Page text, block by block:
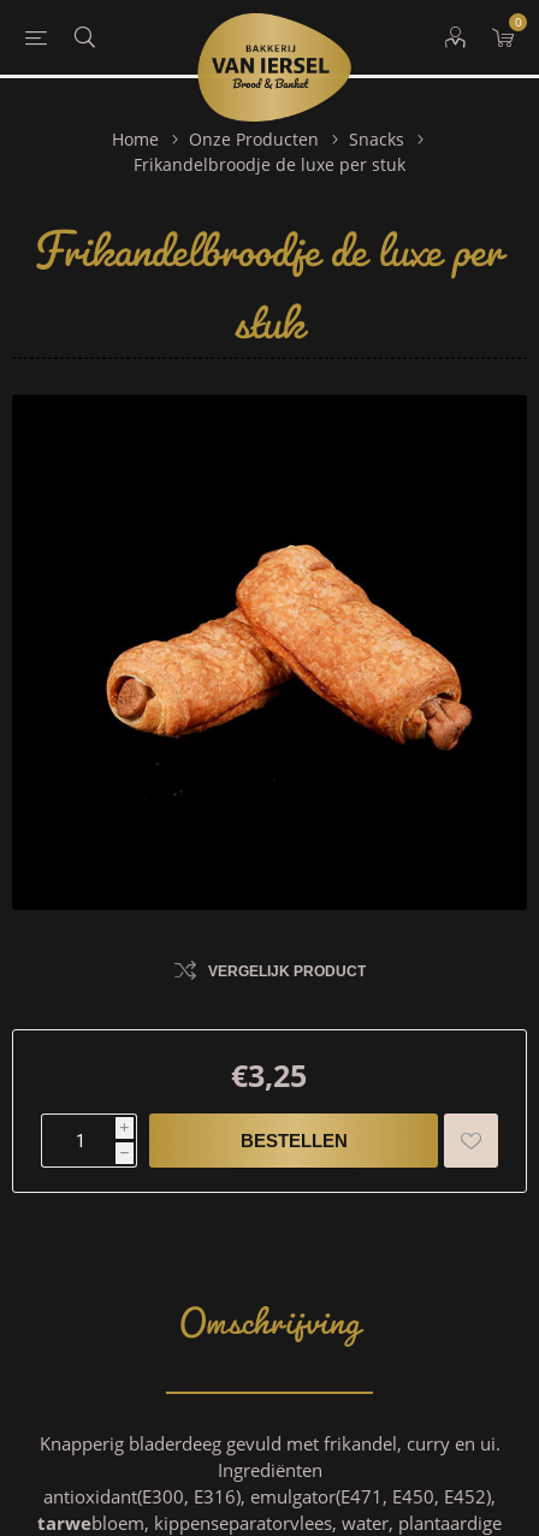
0
Home Onze Producten
Snacks
Frikandelbroodje de luxe per stuk
Frikandelbroodje de luxe per
stuk
VERGELIJK PRODUCT
€3,25
i
h
Omschrijving
Knapperig bladerdeeg gevuld met frikandel, curry en ui.
Ingrediënten
antioxidant(E300, E316), emulgator(E471, E450, E452),
tarwebloem, kippenseparatorvlees, water, plantaardige